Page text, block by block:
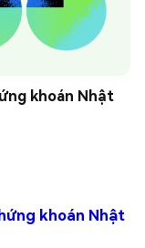
khoán Nhật
khoán Nhật